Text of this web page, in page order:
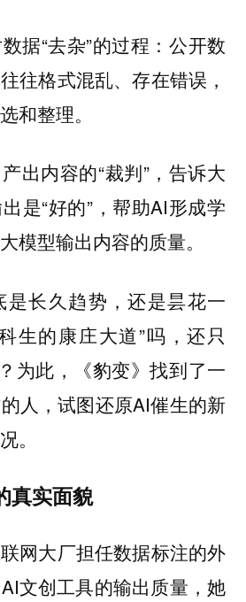
据“去杂”的过程：公开数
往格式混乱、存在错误，
和整理。
出内容的“裁判”，告诉大
是“好的”，帮助AI形成学
模型输出内容的质量。
是长久趋势，还是昙花一
生的康庄大道”吗，还只
为此，《豹变》找到了一
人，试图还原AI催生的新
。
真实面貌
网大厂担任数据标注的外
文创工具的输出质量，她